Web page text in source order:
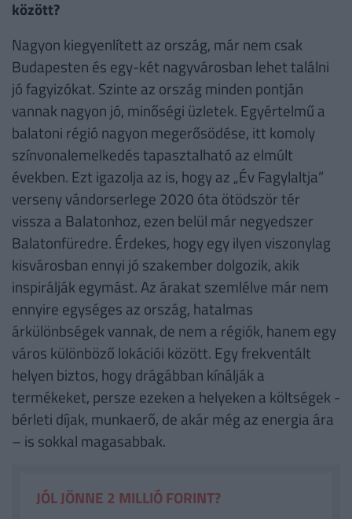
között?
Nagyon kiegyenlített az ország, már nem csak
Budapesten és egy-két nagyvárosban lehet találni
jó fagyizókat. Szinte az ország minden pontján
vannak nagyon jó, minőségi üzletek. Egyértelmű a
balatoni régió nagyon megerősödése, itt komoly
színvonalemelkedés tapasztalható az elmúlt
években. Ezt igazolja az is, hogy az „Év Fagylaltja”
verseny vándorserlege 2020 óta ötödször tér
vissza a Balatonhoz, ezen belül már negyedszer
Balatonfüredre. Érdekes, hogy egy ilyen viszonylag
kisvárosban ennyi jó szakember dolgozik, akik
inspirálják egymást. Az árakat szemlélve már nem
ennyire egységes az ország, hatalmas
árkülönbségek vannak, de nem a régiók, hanem egy
város különböző lokációi között. Egy frekventált
helyen biztos, hogy drágábban kínálják a
termékeket, persze ezeken a helyeken a költségek -
bérleti díjak, munkaerő, de akár még az energia ára
– is sokkal magasabbak.
JÓL JÖNNE 2 MILLIÓ FORINT?